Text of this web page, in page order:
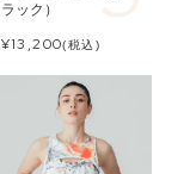
ラック）
¥13,200(税込)